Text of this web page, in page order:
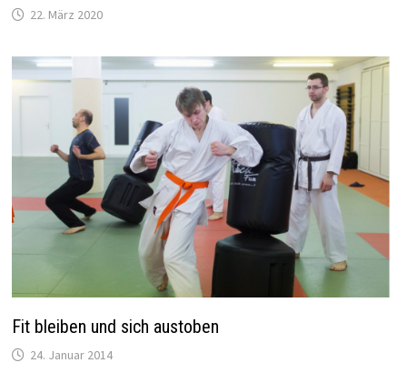
22. März 2020
Fit bleiben und sich austoben
24. Januar 2014